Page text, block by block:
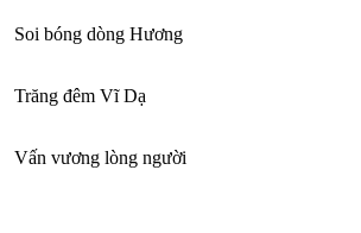
Soi bóng dòng Hương
Trăng đêm Vĩ Dạ
Vấn vương lòng người